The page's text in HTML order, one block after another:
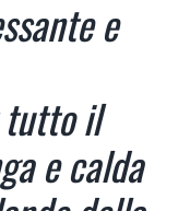
e
tutto il
e calda